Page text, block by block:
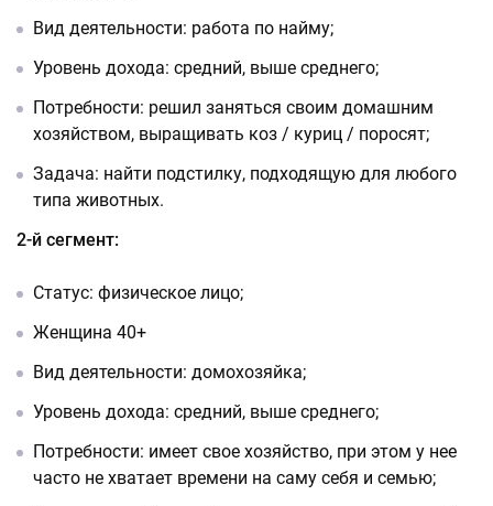
Вид деятельности: работа по найму;
Уровень дохода: средний, выше среднего;
Потребности: решил заняться своим домашним
хозяйством, выращивать коз / куриц / поросят;
Задача: найти подстилку, подходящую для любого
типа животных.
2-й сегмент:
Статус: физическое лицо;
Женщина 40+
Вид деятельности: домохозяйка;
Уровень дохода: средний, выше среднего;
Потребности: имеет свое хозяйство, при этом у нее
часто не хватает времени на саму себя и семью;